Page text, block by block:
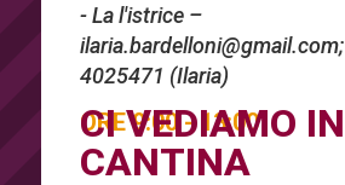
- La l'istrice –
ilaria.bardelloni@gmail.com
4025471 (Ilaria)
ORE 9:00 - 13:00
CI VEDIAMO IN
CANTINA